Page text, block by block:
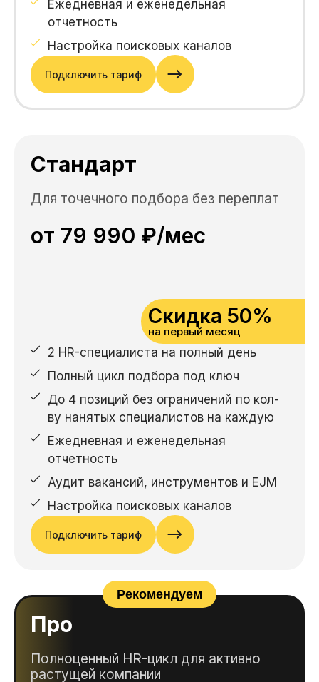
Ежедневная и еженедельная
отчетность
Настройка поисковых каналов
Подключить тариф
Стандарт
Для точечного подбора без переплат
от 79 990 ₽/мес
Скидка 50%
на первый месяц
2 HR-специалиста на полный день
Полный цикл подбора под ключ
До 4 позиций без ограничений по кол-
ву нанятых специалистов на каждую
Ежедневная и еженедельная
отчетность
Аудит вакансий, инструментов и EJM
Настройка поисковых каналов
Подключить тариф
Про
Полноценный HR-цикл для активно
растущей компании
Рекомендуем